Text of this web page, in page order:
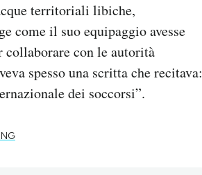
territoriali libiche,
come il suo equipaggio avesse
collaborare con le autorità
spesso una scritta che recitava:
dei soccorsi”.